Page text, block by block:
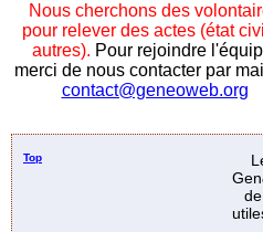
Nous cherchons des
pour relever des actes (état
autres). Pour rejoindre
merci de nous contacter par
contact@geneoweb.org
Top